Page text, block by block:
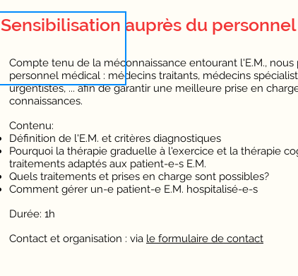
Sensibilisation auprès du
Compte tenu de la méconnaissance entourant l'E.M.,
personnel médical : médecins traitants, médecins
urgentistes, ... afin de garantir une meilleure prise en
connaissances.
Contenu:
Définition de l'E.M. et critères diagnostiques
Pourquoi la thérapie graduelle à l'exercice et la thérapie
traitements adaptés aux patient-e-s E.M.
Quels traitements et prises en charge sont possibles?
Comment gérer un-e patient-e E.M. hospitalisé-e-s
Durée: 1h
Contact et organisation : via le formulaire de contact